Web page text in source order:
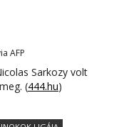
AFP
Sarkozy volt
(444.hu)